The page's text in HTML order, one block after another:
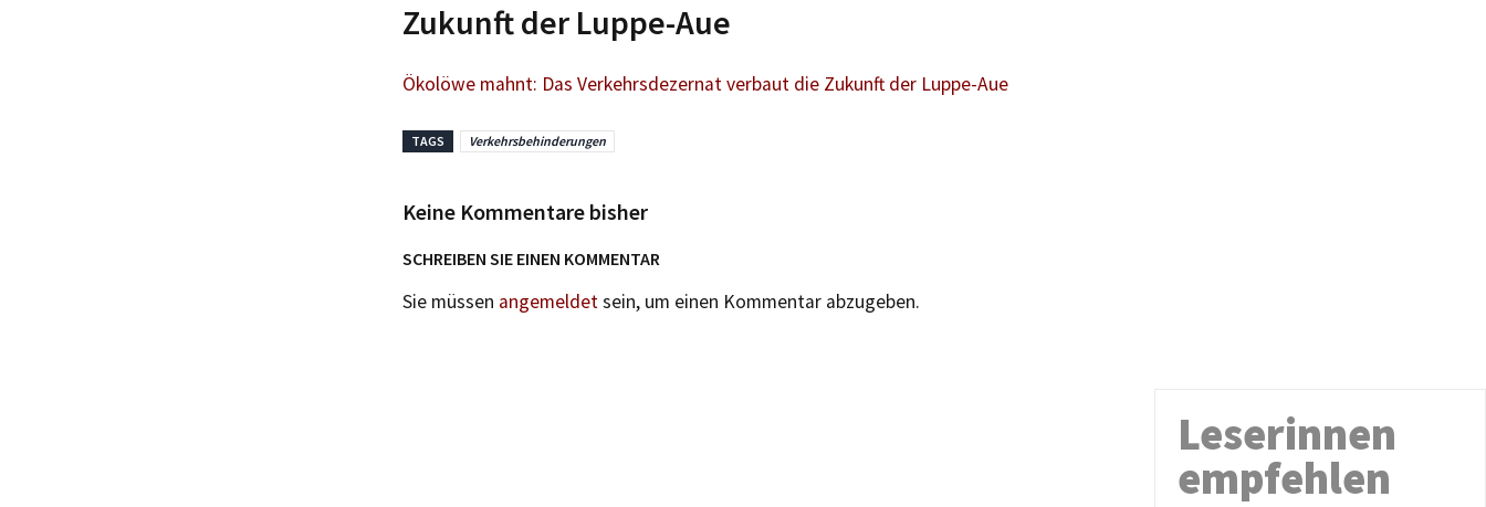
Zukunft der Luppe-Aue
Ökolöwe mahnt: Das Verkehrsdezernat verbaut die Zukunft der Luppe-Aue
TAGS Verkehrsbehinderungen
Keine Kommentare bisher
SCHREIBEN SIE EINEN KOMMENTAR
Sie müssen angemeldetsein, um einen Kommentar abzugeben.
Leserinnen
empfehlen